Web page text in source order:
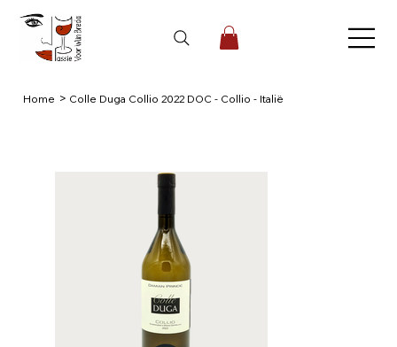
Home > Colle Duga Collio 2022 DOC - Collio - Italië